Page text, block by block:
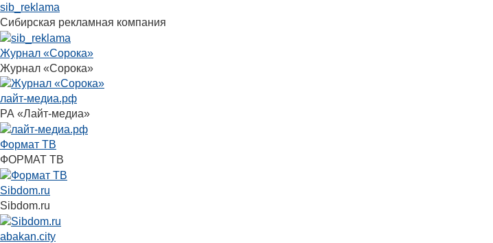
sib_reklama
Сибирская рекламная компания
Журнал «Сорока»
Журнал «Сорока»
лайт-медиа.рф
РА «Лайт-медиа»
Формат ТВ
ФОРМАТ ТВ
Sibdom.ru
Sibdom.ru
abakan.city